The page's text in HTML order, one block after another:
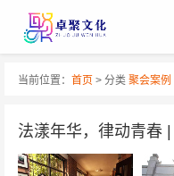
当前位置： 首页 > 分类 聚会案例